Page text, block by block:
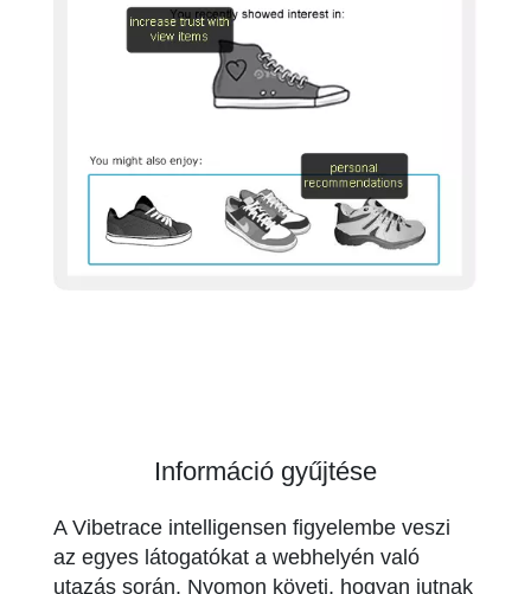
Információ gyűjtése
A Vibetrace intelligensen figyelembe veszi
az egyes látogatókat a webhelyén való
utazás során. Nyomon követi, hogyan jutnak